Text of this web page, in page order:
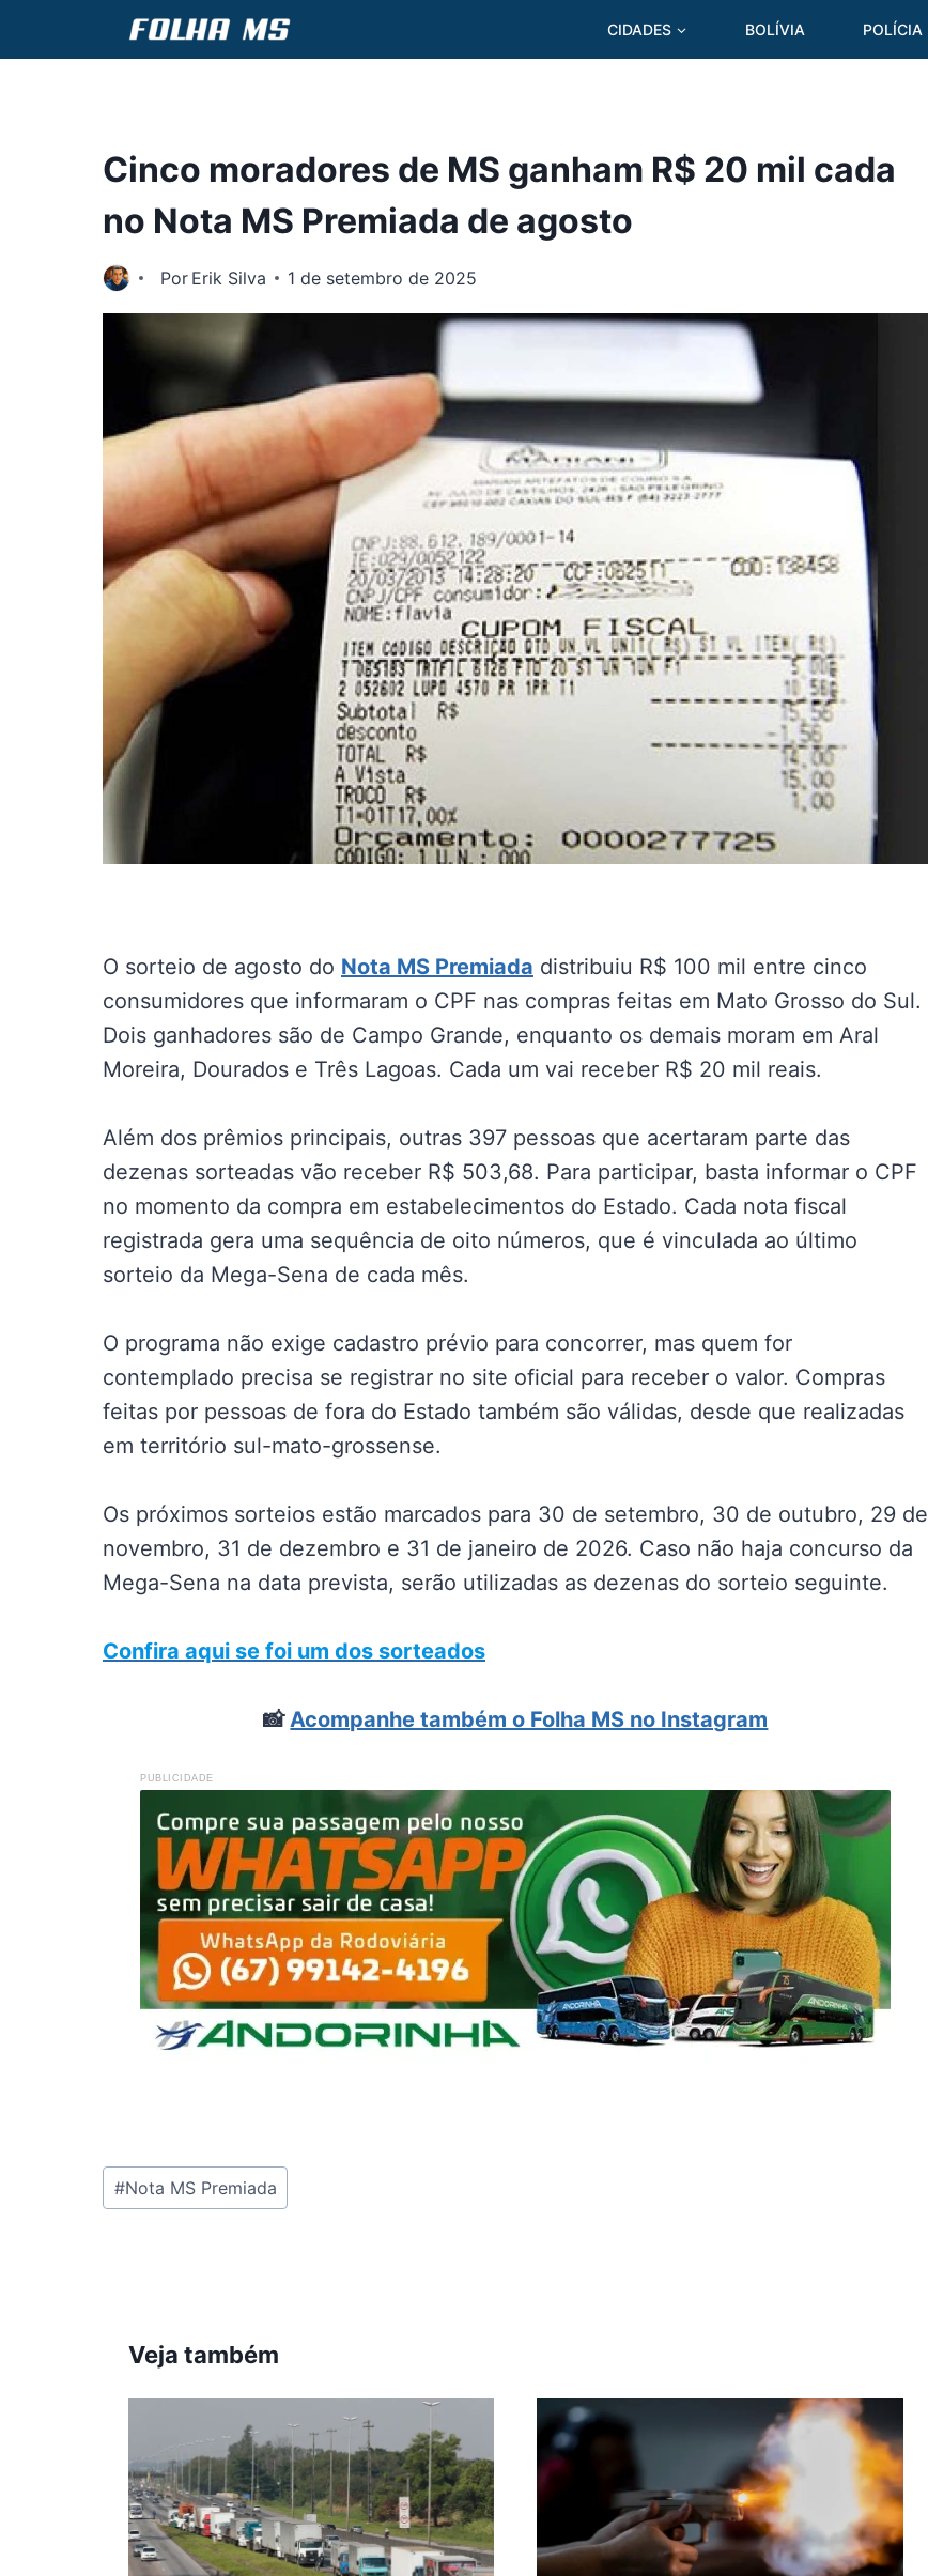
CIDADES BOLÍVIA POLÍCIA
Cinco moradores de MS ganham R$ 20 mil cada
no Nota MS Premiada de agosto
Por Erik Silva 1 de setembro de 2025
O sorteio de agosto do Nota MS Premiada distribuiu R$ 100 mil entre cinco
consumidores que informaram o CPF nas compras feitas em Mato Grosso do Sul.
Dois ganhadores são de Campo Grande, enquanto os demais moram em Aral
Moreira, Dourados e Três Lagoas. Cada um vai receber R$ 20 mil reais.
Além dos prêmios principais, outras 397 pessoas que acertaram parte das
dezenas sorteadas vão receber R$ 503,68. Para participar, basta informar o CPF
no momento da compra em estabelecimentos do Estado. Cada nota fiscal
registrada gera uma sequência de oito números, que é vinculada ao último
sorteio da Mega-Sena de cada mês.
O programa não exige cadastro prévio para concorrer, mas quem for
contemplado precisa se registrar no site oficial para receber o valor. Compras
feitas por pessoas de fora do Estado também são válidas, desde que realizadas
em território sul-mato-grossense.
Os próximos sorteios estão marcados para 30 de setembro, 30 de outubro, 29 de
novembro, 31 de dezembro e 31 de janeiro de 2026. Caso não haja concurso da
Mega-Sena na data prevista, serão utilizadas as dezenas do sorteio seguinte.
Confira aqui se foi um dos sorteados
📸 Acompanhe também o Folha MS no Instagram
PUBLICIDADE
Tags
do
#Nota MS Premiada
Veja também